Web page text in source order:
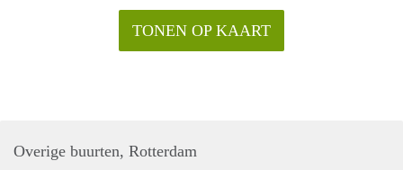
TONEN OP KAART
Overige buurten, Rotterdam